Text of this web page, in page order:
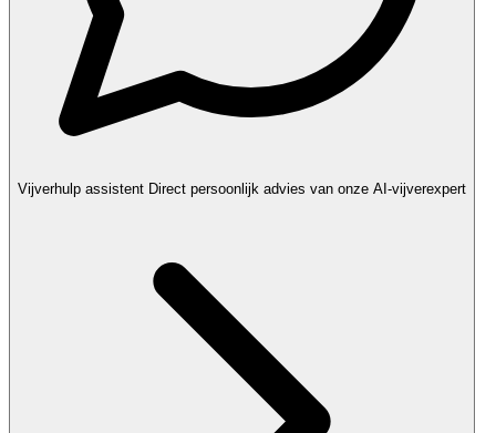
Vijverhulp assistent Direct persoonlijk advies van onze AI-vijverexpert